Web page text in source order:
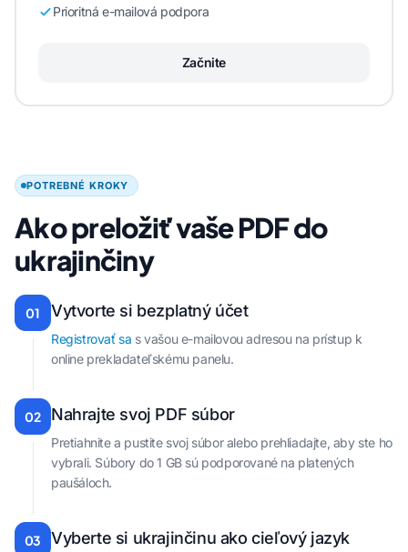
Prioritná e-mailová podpora
Začnite
POTREBNÉ KROKY
Ako preložiť vaše PDF do
ukrajinčiny
01 Vytvorte si bezplatný účet
Registrovať sa s vašou e-mailovou adresou na prístup k
online prekladateľskému panelu.
02 Nahrajte svoj PDF súbor
Pretiahnite a pustite svoj súbor alebo prehliadajte, aby ste ho
vybrali. Súbory do 1 GB sú podporované na platených
paušáloch.
03 Vyberte si ukrajinčinu ako cieľový jazyk